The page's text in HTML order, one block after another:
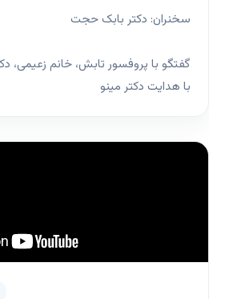
سخنران: دکتر بابک حجت
گفتگو با پروفسور تابش، خانم زعیمی،
با هدایت دکتر مینو